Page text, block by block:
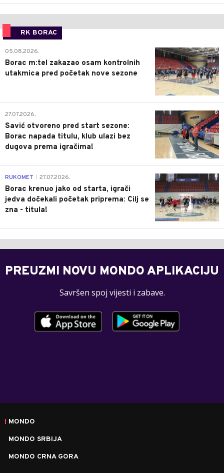
RK BORAC
0
05.08.2026.
Borac m:tel zakazao osam kontrolnih
utakmica pred početak nove sezone
0
27.07.2026.
Savić otvoreno pred start sezone:
Borac napada titulu, klub ulazi bez
dugova prema igračima!
0
RUKOMET 27.07.2026.
Borac krenuo jako od starta, igrači
jedva dočekali početak priprema: Cilj se
zna - titula!
PREUZMI NOVU MONDO APLIKACIJU
Savršen spoj vijesti i zabave.
MONDO
MONDO SRBIJA
MONDO CRNA GORA